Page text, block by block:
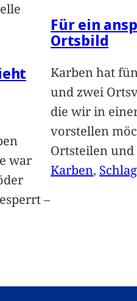
war
–
Für ein
Ortsbild
Karben hat
und zwei
die wir in
vorstellen
Ortsteilen und
Karben,